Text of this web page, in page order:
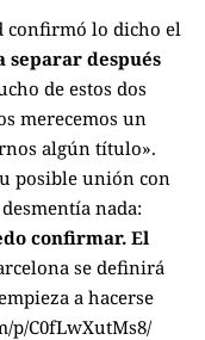
confirmó lo dicho el
separar después
de estos dos
merecemos un
algún título».
posible unión con
nada:
confirmar. El
se definirá
a hacerse
p/C0fLwXutMs8/